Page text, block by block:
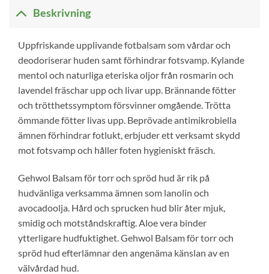
Beskrivning
Uppfriskande upplivande fotbalsam som vårdar och
deodoriserar huden samt förhindrar fotsvamp. Kylande
mentol och naturliga eteriska oljor från rosmarin och
lavendel fräschar upp och livar upp. Brännande fötter
och trötthetssymptom försvinner omgående. Trötta
ömmande fötter livas upp. Beprövade antimikrobiella
ämnen förhindrar fotlukt, erbjuder ett verksamt skydd
mot fotsvamp och håller foten hygieniskt fräsch.
Gehwol Balsam för torr och spröd hud är rik på
hudvänliga verksamma ämnen som lanolin och
avocadoolja. Hård och sprucken hud blir åter mjuk,
smidig och motståndskraftig. Aloe vera binder
ytterligare hudfuktighet. Gehwol Balsam för torr och
spröd hud efterlämnar den angenäma känslan av en
välvårdad hud.